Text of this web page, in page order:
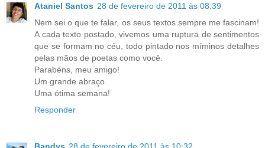
Ataniel Santos 28 de fevereiro de 2011 às 08:39
Nem sei o que te falar, os seus textos sempre me fascinam!
A cada texto postado, vivemos uma ruptura de sentimentos
que se formam no céu, todo pintado nos míminos detalhes
pelas mãos de poetas como você.
Parabéns, meu amigo!
Um grande abraço.
Uma ótima semana!
Responder
Bandys 28 de fevereiro de 2011 às 10:32